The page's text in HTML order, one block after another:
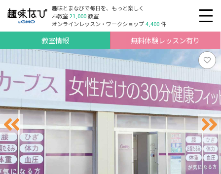
趣味とまなびで毎日を、もっと楽しく
お教室21,000教室
オンラインレッスン・ワークショップ4,400件
教室情報 無料体験レッスン有り